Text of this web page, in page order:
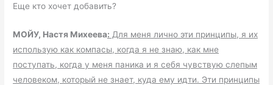
Еще кто хочет добавить?
МОЙУ, Настя Михеева: Для меня лично эти принципы, я их
использую как компасы, когда я не знаю, как мне
поступать, когда у меня паника и я себя чувствую слепым
человеком, который не знает, куда ему идти. Эти принципы